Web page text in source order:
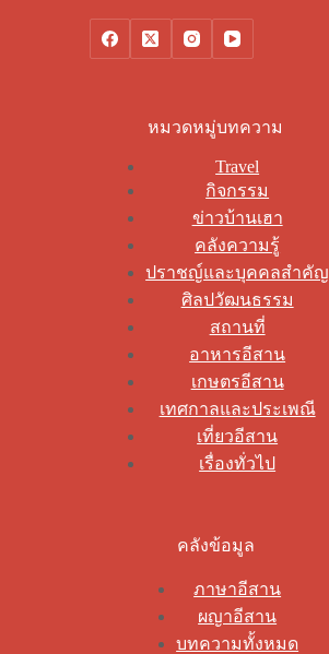
หมวดหมู่บทความ
Travel
กิจกรรม
ข่าวบ้านเฮา
คลังความรู้
ปราชญ์และบุคคลสำคัญ
ศิลปวัฒนธรรม
สถานที่
อาหารอีสาน
เกษตรอีสาน
เทศกาลและประเพณี
เที่ยวอีสาน
เรื่องทั่วไป
คลังข้อมูล
ภาษาอีสาน
ผญาอีสาน
บทความทั้งหมด